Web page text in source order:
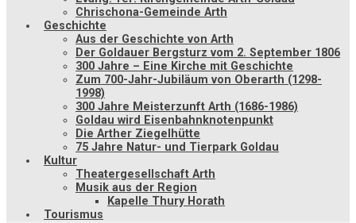
Chrischona-Gemeinde Arth
Geschichte
Aus der Geschichte von Arth
Der Goldauer Bergsturz vom 2. September 1806
300 Jahre – Eine Kirche mit Geschichte
Zum 700-Jahr-Jubiläum von Oberarth (1298-
1998)
300 Jahre Meisterzunft Arth (1686-1986)
Goldau wird Eisenbahnknotenpunkt
Die Arther Ziegelhütte
75 Jahre Natur- und Tierpark Goldau
Kultur
Theatergesellschaft Arth
Musik aus der Region
Kapelle Thury Horath
Tourismus